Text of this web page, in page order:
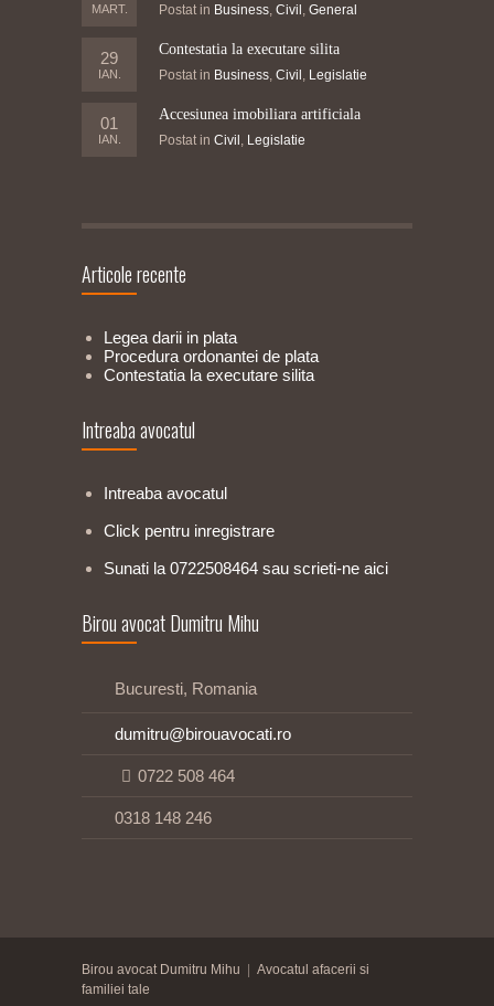
MART. Postat in Business, Civil , General
29
IAN.
Contestatia la executare silita
Postat in Business, Civil , Legislatie
01
IAN.
Accesiunea imobiliara artificiala
Postat in Civil , Legislatie
Articole recente
Legea darii in plata
Procedura ordonantei de plata
Contestatia la executare silita
Intreaba avocatul
Intreaba avocatul
Click pentru inregistrare
Sunati la 0722508464 sau scrieti-ne aici
Birou avocat Dumitru Mihu
Bucuresti, Romania
dumitru@birouavocati.ro
0722 508 464
0318 148 246
Birou avocat Dumitru Mihu
Avocatul afacerii si
familiei tale